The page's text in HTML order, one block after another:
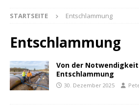
STARTSEITE Entschlammung
Entschlammung
Von der
Entschlammung
30. Dezember 2025